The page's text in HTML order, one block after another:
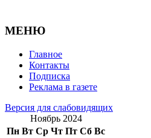
МЕНЮ
Главное
Контакты
Подписка
Реклама в газете
Версия для слабовидящих
Ноябрь 2024
Пн Вт Ср Чт Пт Сб Вс